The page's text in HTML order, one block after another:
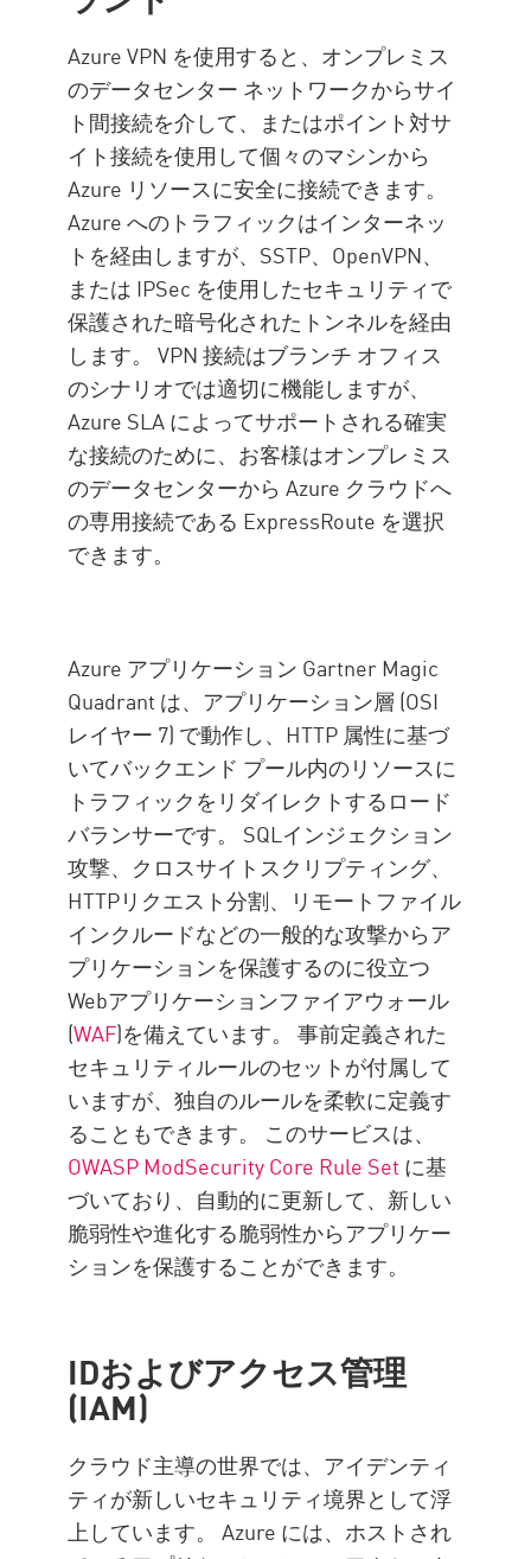
Azure VPN を使用すると、オンプレミス
のデータセンター ネットワークからサイ
ト間接続を介して、またはポイント対サ
イト接続を使用して個々のマシンから
Azure リソースに安全に接続できます。
Azure へのトラフィックはインターネッ
トを経由しますが、SSTP、OpenVPN、
または IPSec を使用したセキュリティで
保護された暗号化されたトンネルを経由
します。 VPN 接続はブランチ オフィス
のシナリオでは適切に機能しますが、
Azure SLA によってサポートされる確実
な接続のために、お客様はオンプレミス
のデータセンターから Azure クラウドへ
の専用接続である ExpressRoute を選択
できます。
Azure アプリケーション Gartner Magic
Quadrant は、アプリケーション層 (OSI
レイヤー 7) で動作し、HTTP 属性に基づ
いてバックエンド プール内のリソースに
トラフィックをリダイレクトするロード
バランサーです。 SQLインジェクション
攻撃、クロスサイトスクリプティング、
HTTPリクエスト分割、リモートファイル
インクルードなどの一般的な攻撃からア
プリケーションを保護するのに役立つ
Webアプリケーションファイアウォール
(WAF)を備えています。 事前定義された
セキュリティルールのセットが付属して
いますが、独自のルールを柔軟に定義す
ることもできます。 このサービスは、
OWASP ModSecurity Core Rule Set に基
づいており、自動的に更新して、新しい
脆弱性や進化する脆弱性からアプリケー
ションを保護することができます。
IDおよびアクセス管理
(IAM)
クラウド主導の世界では、アイデンティ
ティが新しいセキュリティ境界として浮
上しています。 Azure には、ホストされ